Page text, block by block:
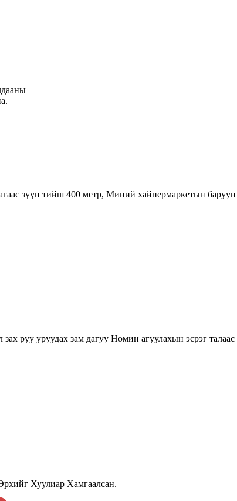
зүүн тийш 400 метр, Миний хайпермаркетын
руу уруудах зам дагуу Номин агуулахын эсрэг
Хуулиар Хамгаалсан.